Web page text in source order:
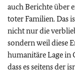
auch Berichte über
toter Familien. Das
nicht nur die
sondern weil diese
humanitäre Lage in
dass es seitens der